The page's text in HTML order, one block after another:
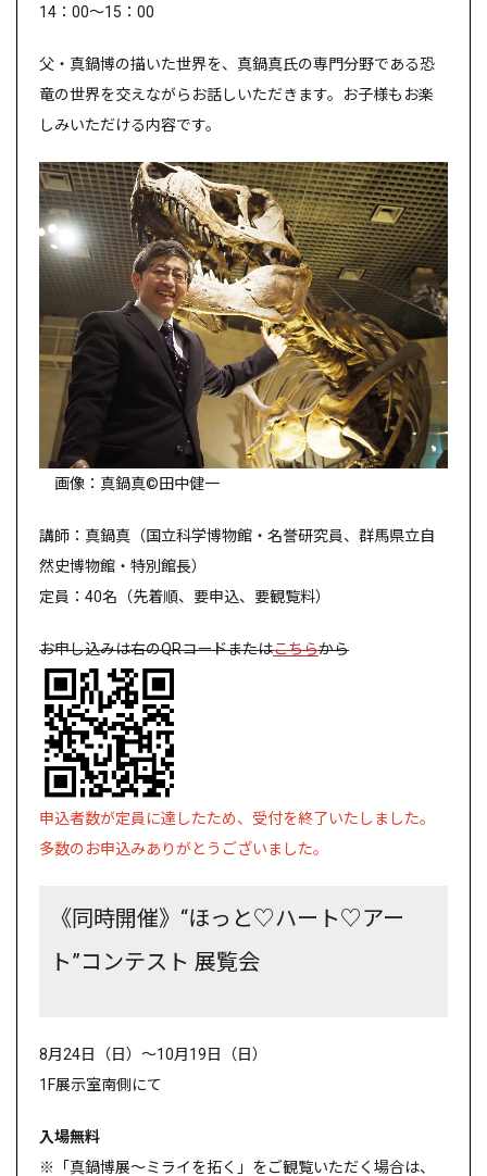
14： 00～15 ： 00
父・真鍋博の描いた世界を、真鍋真氏の専門分野である恐
竜の世界を交えながらお話しいただきます。お子様もお楽
しみいただける内容です。
画像：真鍋真©田中健一
講師：真鍋真（国立科学博物館・名誉研究員、群馬県立自
然史博物館・特別館長）
定員：40名（先着順、要申込、要観覧料）
お申し込みは右のQRコードまたはこちらから
申込者数が定員に達したため、受付を終了いたしました。
多数のお申込みありがとうございました。
《同時開催》“ほっと♡ハート♡アー
ト”コンテスト 展覧会
8月24日（日）～10月19日（日）
1F展示室南側にて
入場無料
※「真鍋博展～ミライを拓く」をご観覧いただく場合は、